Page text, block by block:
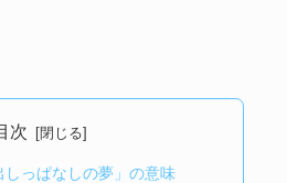
次
しっぱなしの夢」の意味